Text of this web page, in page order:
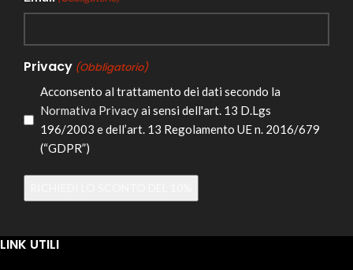
Privacy (Obbligatorio)
Acconsento al trattamento dei dati secondo la
Normativa Privacyai sensi dell'art. 13 D.Lgs
196/2003 e dell’art. 13 Regolamento UE n. 2016/679
(“GDPR”)
LINK UTILI